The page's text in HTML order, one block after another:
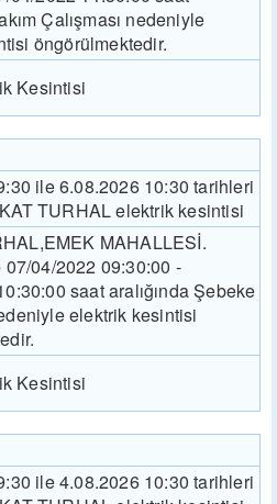
Çalışması nedeniyle
öngörülmektedir.
Kesintisi
ile 6.08.2026 10:30 tarihleri
TURHAL elektrik kesintisi
MAHALLESİ.
04/2022 09:30:00 -
saat aralığında Şebeke
elektrik kesintisi
Kesintisi
ile 4.08.2026 10:30 tarihleri